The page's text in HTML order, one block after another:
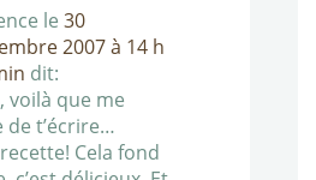
le 30
2007 à 14 h
dit:
voilà que me
de t’écrire…
Cela fond